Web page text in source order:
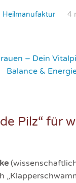
Heilmanufaktur 4
Pilz“ für